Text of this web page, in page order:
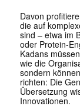
Davon
die auf
sind – etwa im
oder Protein-
Kadans
wie die
sondern
richten: Die
Übersetzung
Innovationen.